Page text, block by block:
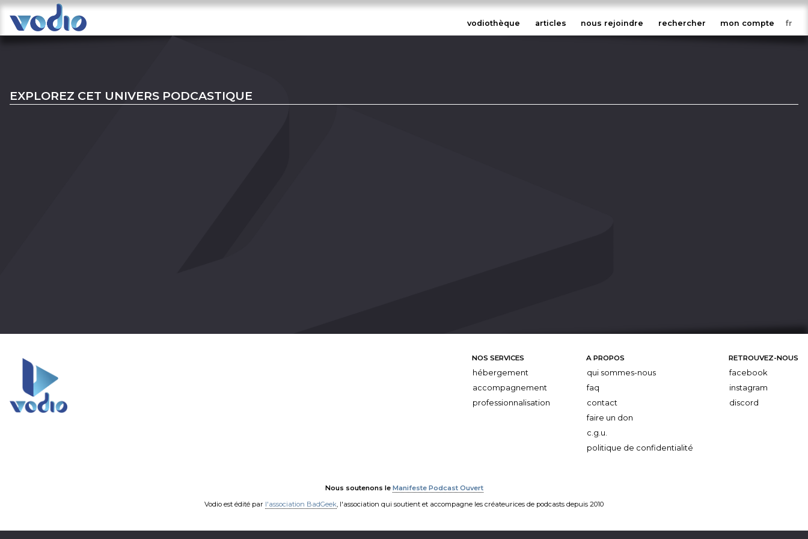
vodiothèque articles nous rejoindre rechercher mon compte
EXPLOREZ CET UNIVERS PODCASTIQUE
NOS SERVICES
hébergement
accompagnement
professionnalisation
A PROPOS
qui sommes-nous
faq
contact
faire un don
c.g.u.
politique de confidentialité
RETROUVEZ-NOUS
facebook
instagram
discord
Nous soutenons le Manifeste Podcast Ouvert
Vodio est édité par l'association BadGeek, l'association qui soutient et accompagne les créateurices de podcasts depuis 2010